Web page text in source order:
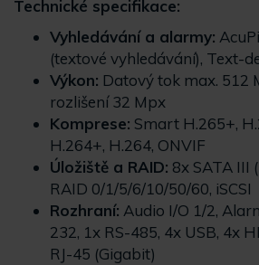
Technické specifikace:
Vyhledávání a alarmy:
(textové vyhledávání), Text-
Výkon: Datový tok max. 512
rozlišení 32 Mpx
Komprese: Smart H.265+,
H.264+, H.264, ONVIF
Úložiště a RAID: 8x SATA III
RAID 0/1/5/6/10/50/60, iSCSI
Rozhraní: Audio I/O 1/2,
232, 1x RS-485, 4x USB, 4x
RJ-45 (Gigabit)